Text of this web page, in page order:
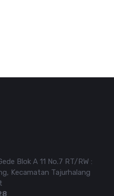
Blok A 11 No.7 RT/RW :
Kecamatan Tajurhalang